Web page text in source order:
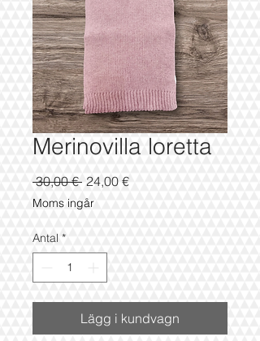
Merinovilla loretta
30,00 € Ordinarie
pris
24,00 €Reapris
Moms ingår
Antal *
Lägg i kundvagn